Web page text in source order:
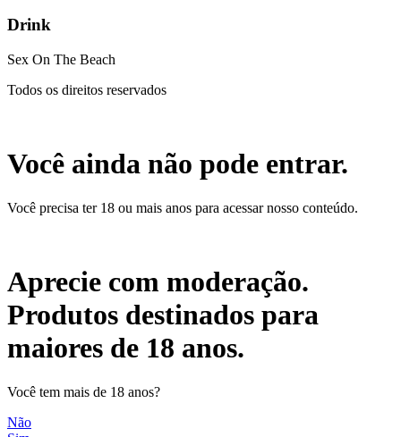
Drink
Sex On The Beach
Todos os direitos reservados
Você ainda não pode entrar.
Você precisa ter 18 ou mais anos para acessar nosso conteúdo.
Aprecie com moderação.
Produtos destinados para
maiores de 18 anos.
Você tem mais de 18 anos?
Não